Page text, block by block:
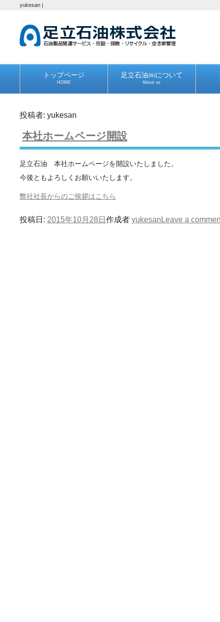
yukesan |
トップページ
HOME
足立石油㈱について
About us
投稿者: yukesan
本社ホームページ開設
足立石油 本社ホームページを開設いたしました。
今後ともよろしくお願いいたします。
弊社社長からのご挨拶はこちら
投稿日: 2015年10月28日 作成者 yukesan Leave a